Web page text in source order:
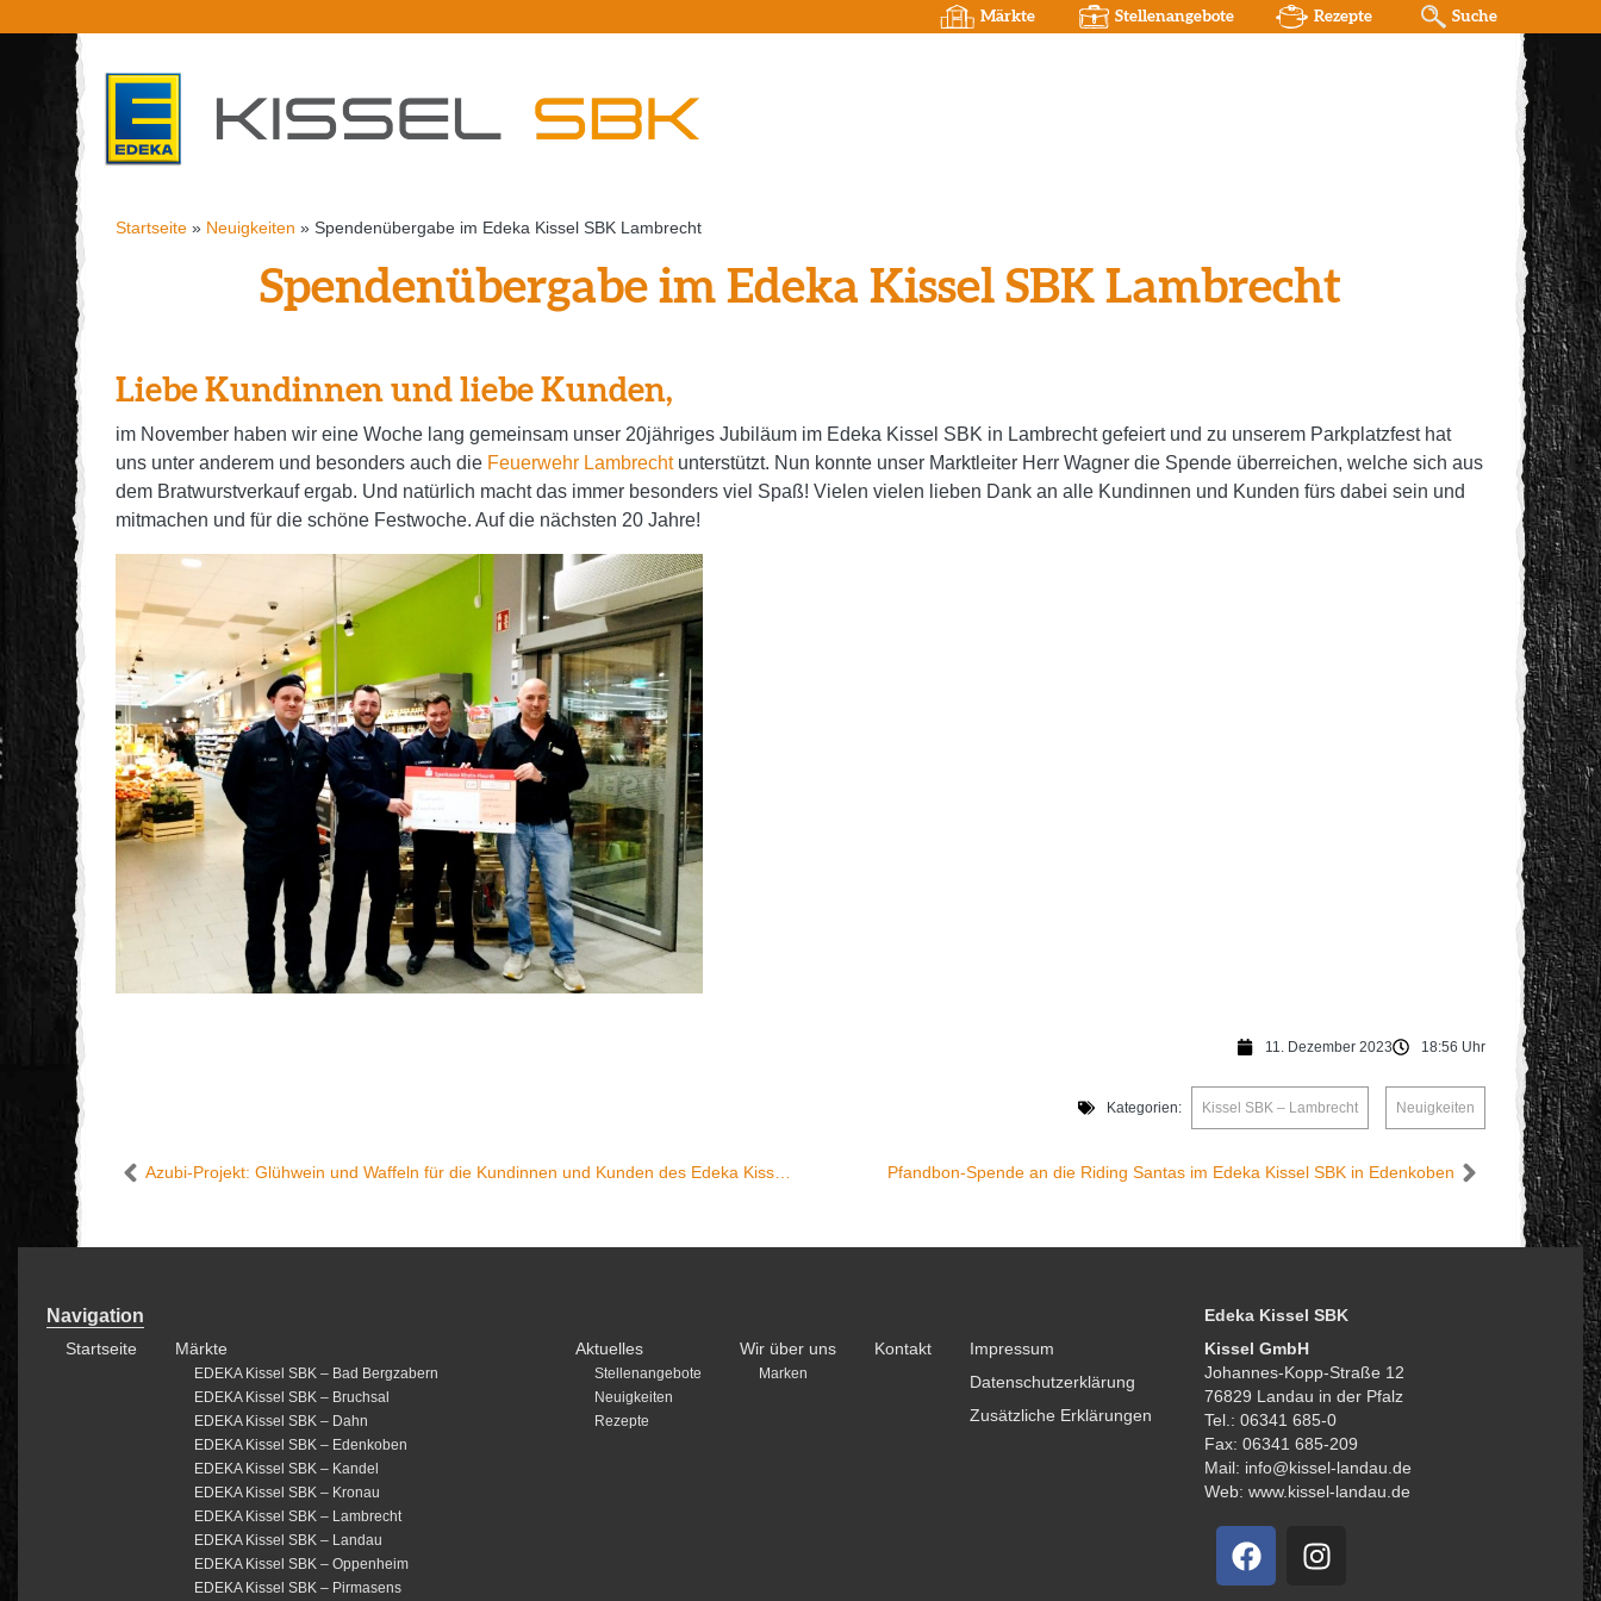
Märkte Stellenangebote Rezepte Suche
Startseite » Neuigkeiten » Spendenübergabe im Edeka Kissel SBK Lambrecht
Spendenübergabe im Edeka Kissel SBK Lambrecht
Liebe Kundinnen und liebe Kunden,
im November haben wir eine Woche lang gemeinsam unser 20jähriges Jubiläum im Edeka Kissel SBK in Lambrecht gefeiert und zu unserem Parkplatzfest hat
uns unter anderem und besonders auch die Feuerwehr Lambrechtunterstützt. Nun konnte unser Marktleiter Herr Wagner die Spende überreichen, welche sich aus
dem Bratwurstverkauf ergab. Und natürlich macht das immer besonders viel Spaß! Vielen vielen lieben Dank an alle Kundinnen und Kunden fürs dabei sein und
mitmachen und für die schöne Festwoche. Auf die nächsten 20 Jahre!
11. Dezember 2023 18:56 Uhr
Kategorien: Kissel SBK – Lambrecht Neuigkeiten
Pfandbon-Spende an die Riding Santas im Edeka Kissel SBK in Edenkoben
Navigation
Startseite Märkte
EDEKA Kissel SBK – Bad Bergzabern
EDEKA Kissel SBK – Bruchsal
EDEKA Kissel SBK – Dahn
EDEKA Kissel SBK – Edenkoben
EDEKA Kissel SBK – Kandel
EDEKA Kissel SBK – Kronau
EDEKA Kissel SBK – Lambrecht
EDEKA Kissel SBK – Landau
EDEKA Kissel SBK – Oppenheim
EDEKA Kissel SBK – Pirmasens
Aktuelles
Stellenangebote
Neuigkeiten
Rezepte
Wir über uns
Marken
Kontakt
Impressum
Datenschutzerklärung
Zusätzliche Erklärungen
Edeka Kissel SBK
Kissel GmbH
Johannes-Kopp-Straße 12
76829 Landau in der Pfalz
Tel.: 06341 685-0
Fax: 06341 685-209
Mail: info@kissel-landau.de
Web: www.kissel-landau.de